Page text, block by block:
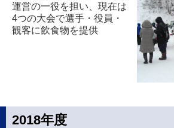
運営の一役を担い、現在は
4つの大会で選手・役員・
観客に飲食物を提供
2018年度